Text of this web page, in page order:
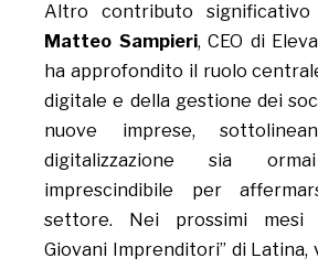
Altro contributo
Matteo Sampieri, CEO di
ha approfondito il ruolo
digitale e della gestione dei
nuove imprese,
digitalizzazione sia
imprescindibile per
settore. Nei prossimi mesi
Giovani Imprenditori” di Latina,